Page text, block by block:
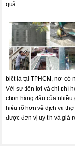
quả.
biệt là tại TPHCM, nơi có
Với sự tiện lợi và chi phí
chọn hàng đầu của nhiều
hiểu rõ hơn về dịch vụ
được đơn vị uy tín và giá